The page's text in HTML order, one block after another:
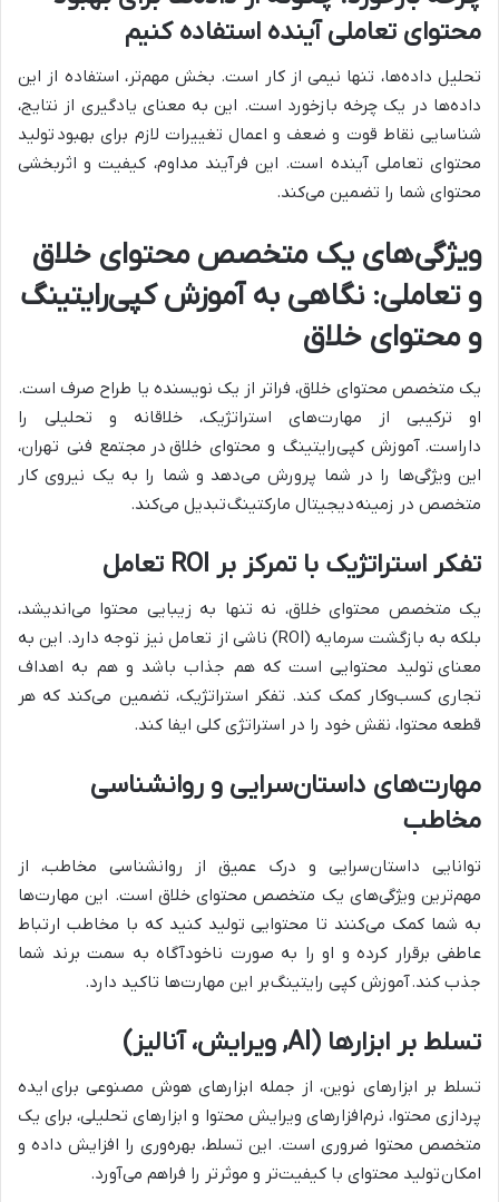
محتوای تعاملی آینده استفاده کنیم
تحلیل داده‌ها، تنها نیمی از کار است. بخش مهم‌تر، استفاده از این
داده‌ها در یک چرخه بازخورد است. این به معنای یادگیری از نتایج،
شناسایی نقاط قوت و ضعف و اعمال تغییرات لازم برای بهبود تولید
محتوای تعاملی آینده است. این فرآیند مداوم، کیفیت و اثربخشی
محتوای شما را تضمین می‌کند.
ویژگی‌های یک متخصص محتوای خلاق
و تعاملی: نگاهی به آموزش کپی‌رایتینگ
و محتوای خلاق
یک متخصص محتوای خلاق، فراتر از یک نویسنده یا طراح صرف است.
او ترکیبی از مهارت‌های استراتژیک، خلاقانه و تحلیلی را
داراست. آموزش کپی‌رایتینگ و محتوای خلاق در مجتمع فنی تهران،
این ویژگی‌ها را در شما پرورش می‌دهد و شما را به یک نیروی کار
متخصص در زمینهدیجیتال مارکتینگتبدیل می‌کند.
تفکر استراتژیک با تمرکز بر ROI تعامل
یک متخصص محتوای خلاق، نه تنها به زیبایی محتوا می‌اندیشد،
بلکه به بازگشت سرمایه (ROI) ناشی از تعامل نیز توجه دارد. این به
معنای تولید محتوایی است که هم جذاب باشد و هم به اهداف
تجاری کسب‌وکار کمک کند. تفکر استراتژیک، تضمین می‌کند که هر
قطعه محتوا، نقش خود را در استراتژی کلی ایفا کند.
مهارت‌های داستان‌سرایی و روانشناسی
مخاطب
توانایی داستان‌سرایی و درک عمیق از روانشناسی مخاطب، از
مهم‌ترین ویژگی‌های یک متخصص محتوای خلاق است. این مهارت‌ها
به شما کمک می‌کنند تا محتوایی تولید کنید که با مخاطب ارتباط
عاطفی برقرار کرده و او را به صورت ناخودآگاه به سمت برند شما
جذب کند.آموزش کپی رایتینگبر این مهارت‌ها تاکید دارد.
تسلط بر ابزارها (AI, ویرایش، آنالیز)
تسلط بر ابزارهای نوین، از جمله ابزارهای هوش مصنوعی برای ایده
پردازی محتوا، نرم‌افزارهای ویرایش محتوا و ابزارهای تحلیلی، برای یک
متخصص محتوا ضروری است. این تسلط، بهره‌وری را افزایش داده و
امکانتولید محتوای با کیفیت‌تر و موثرتر را فراهم می‌آورد.